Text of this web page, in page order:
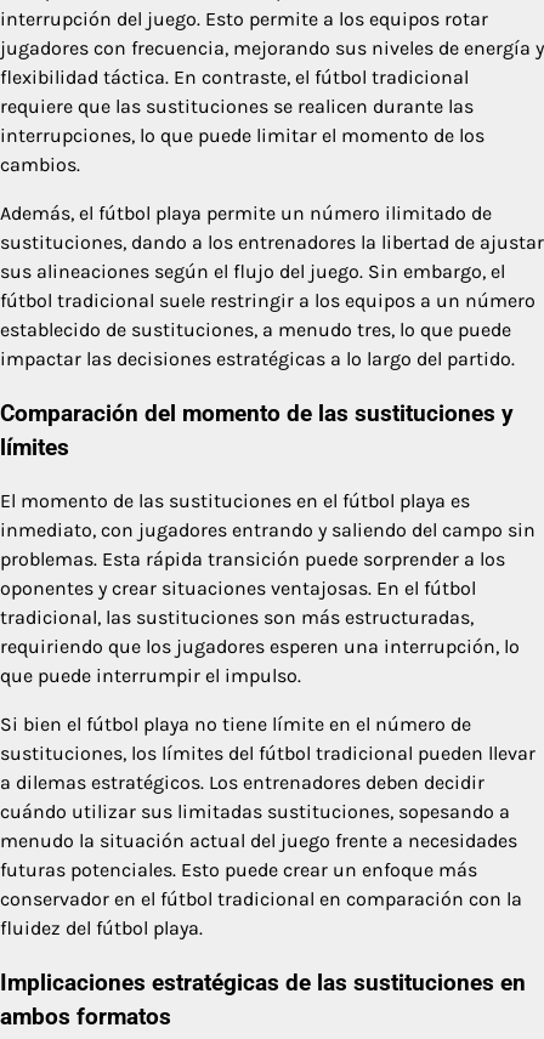
interrupción del juego. Esto permite a los equipos rotar
jugadores con frecuencia, mejorando sus niveles de energía y
flexibilidad táctica. En contraste, el fútbol tradicional
requiere que las sustituciones se realicen durante las
interrupciones, lo que puede limitar el momento de los
cambios.
Además, el fútbol playa permite un número ilimitado de
sustituciones, dando a los entrenadores la libertad de ajustar
sus alineaciones según el flujo del juego. Sin embargo, el
fútbol tradicional suele restringir a los equipos a un número
establecido de sustituciones, a menudo tres, lo que puede
impactar las decisiones estratégicas a lo largo del partido.
Comparación del momento de las sustituciones y
límites
El momento de las sustituciones en el fútbol playa es
inmediato, con jugadores entrando y saliendo del campo sin
problemas. Esta rápida transición puede sorprender a los
oponentes y crear situaciones ventajosas. En el fútbol
tradicional, las sustituciones son más estructuradas,
requiriendo que los jugadores esperen una interrupción, lo
que puede interrumpir el impulso.
Si bien el fútbol playa no tiene límite en el número de
sustituciones, los límites del fútbol tradicional pueden llevar
a dilemas estratégicos. Los entrenadores deben decidir
cuándo utilizar sus limitadas sustituciones, sopesando a
menudo la situación actual del juego frente a necesidades
futuras potenciales. Esto puede crear un enfoque más
conservador en el fútbol tradicional en comparación con la
fluidez del fútbol playa.
Implicaciones estratégicas de las sustituciones en
ambos formatos